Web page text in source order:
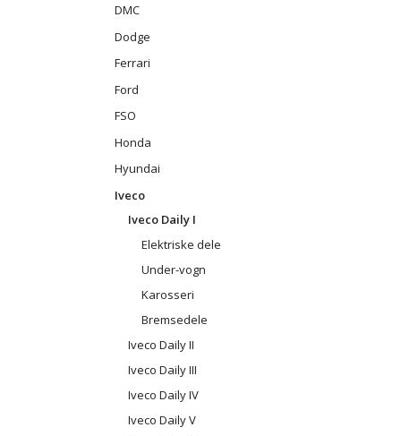
DMC
Dodge
Ferrari
Ford
FSO
Honda
Hyundai
Iveco
Iveco Daily I
Elektriske dele
Under-vogn
Karosseri
Bremsedele
Iveco Daily II
Iveco Daily III
Iveco Daily IV
Iveco Daily V